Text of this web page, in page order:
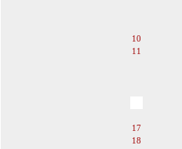
10
11
17
18